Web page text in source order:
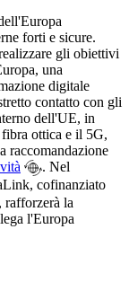
forti e sicure.
gli obiettivi
una
digitale
contatto con gli
dell'UE, in
ottica e il 5G,
raccomandazione
. Nel
cofinanziato
rafforzerà la
l'Europa